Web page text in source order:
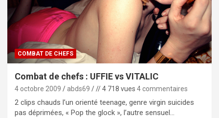
COMBAT DE CHEFS
Combat de chefs : UFFIE vs VITALIC
4 octobre 2009 abds69 // 4 718 vues 4 commentaires
2 clips chauds l’un orienté teenage, genre virgin suicides
pas déprimées, « Pop the glock », l’autre sensuel…